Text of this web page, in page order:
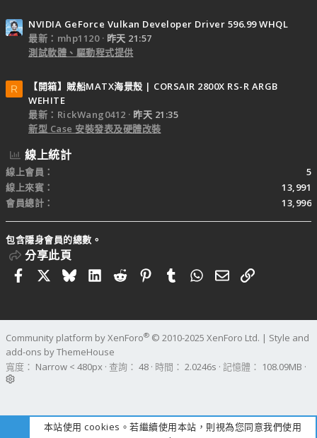
NVIDIA GeForce Vulkan Developer Driver 596.99 WHQL
最新：mhp1120
昨天 21:57
測試軟體、驅動程式提供
R
【開箱】賊船MATX海景殼 | CORSAIR 2800X RS-R ARGB
WEHITE
最新：RickWang0412
昨天 21:35
新型 Case 安裝發表及硬體改裝
線上統計
線上會員
5
線上來賓
13,991
會員總計
13,996
包含隱身會員的總數。
分享此頁
FacebookBlueskyLinkedIn
RedditPinterestTumblrWhatsApp
電子郵件
連結
Community platform by XenForo® © 2010-2025 XenForo Ltd. | Style and
add-ons by ThemeHouse
寬度
查詢 48 時間 2.0246s 記憶體 108.09MB
本站使用 cookies。若繼續使用本站，則視為您同意我們使用